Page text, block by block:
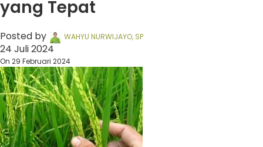
yang Tepat
Posted by WAHYU NURWIJAYO, SP
24 Juli 2024
On 29 Februari 2024